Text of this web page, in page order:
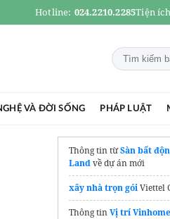
Hotline: 024.2210.2285Tiện ích
VÀ ĐỜI SỐNG PHÁP LUẬT
Thông tin từSàn bất
Landvề dự án mới
xây nhà trọn góiViettel
Thông tinVị trí